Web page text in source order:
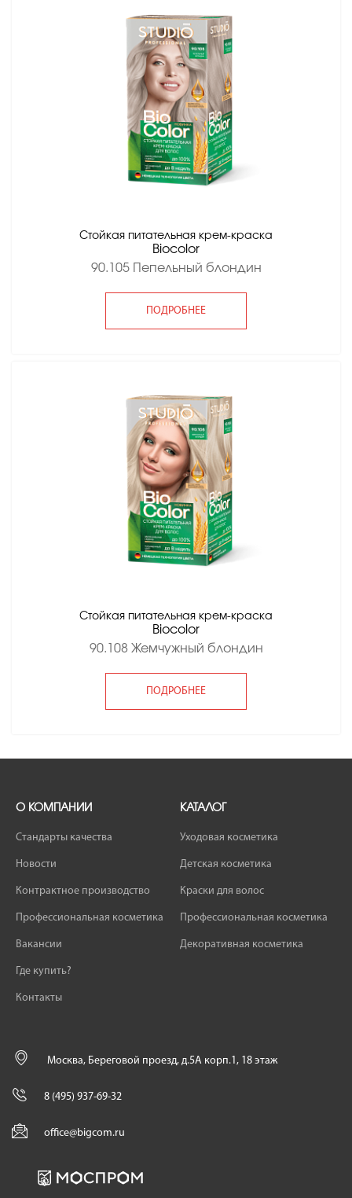
Стойкая питательная крем-краска
Вiocolor
90.105 Пепельный блондин
ПОДРОБНЕЕ
Стойкая питательная крем-краска
Вiocolor
90.108 Жемчужный блондин
ПОДРОБНЕЕ
О КОМПАНИИ
Стандарты качества
Новости
Контрактное производство
Профессиональная косметика
Вакансии
Где купить?
Контакты
КАТАЛОГ
Уходовая косметика
Детская косметика
Краски для волос
Профессиональная косметика
Декоративная косметика
Москва, Береговой проезд, д.5А корп.1, 18 этаж
8 (495) 937-69-32
office@bigcom.ru